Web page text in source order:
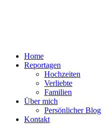
Home
Reportagen
Hochzeiten
Verliebte
Familien
Über mich
Persönlicher Blog
Kontakt